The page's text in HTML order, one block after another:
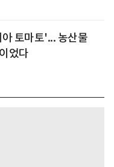
토마토'... 농산물
었다